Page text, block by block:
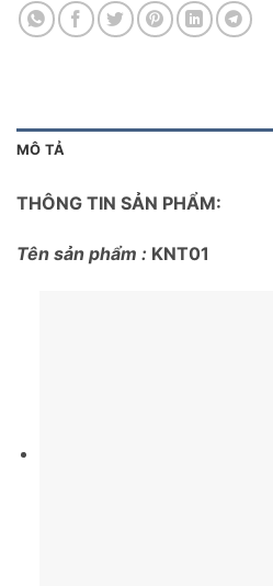
MÔ TẢ
THÔNG TIN SẢN PHẨM:
Tên sản phẩm : KNT01